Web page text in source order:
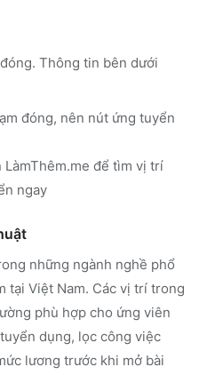
Thông tin bên dưới
đóng, nên nút ứng tuyển
để tìm vị trí
ngay
những ngành nghề phổ
tại Việt Nam. Các vị trí trong
phù hợp cho ứng viên
dụng, lọc công việc
lương trước khi mở bài